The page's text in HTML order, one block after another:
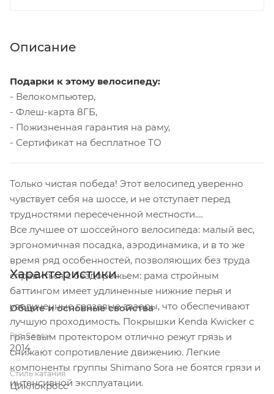
Описание
Подарки к этому велосипеду:
- Велокомпьютер,
- Флеш-карта 8ГБ,
- Пожизненная гарантия на раму,
- Сертификат на бесплатное ТО
Только чистая победа! Этот велосипед уверенно
чувствует себя на шоссе, и не отступает перед
трудностями пересеченной местности.
Все лучшее от шоссейного велосипеда: малый вес,
эргономичная посадка, аэродинамика, и в то же
время ряд особенностей, позволяющих без труда
справиться с бездорожьем: рама стройным
баттингом имеет удлиненные нижние перья и
увеличенные грязевые зазоры, что обеспечивают
лучшую проходимость. Покрышки Kenda Kwicker с
грязевым протектором отлично режут грязь и
снижают сопротивление движению. Легкие
компоненты группы Shimano Sora не боятся грязи и
интенсивной эксплуатации.
Характеристики
Общие и основные свойства
Год-Сезон
2014
Стиль катания
Циклокросс